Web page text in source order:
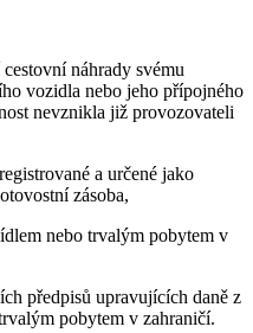
náhrady svému
vozidla nebo jeho přípojného
nevznikla již provozovateli
a určené jako
zásoba,
nebo trvalým pobytem v
předpisů upravujících daně z
pobytem v zahraničí.